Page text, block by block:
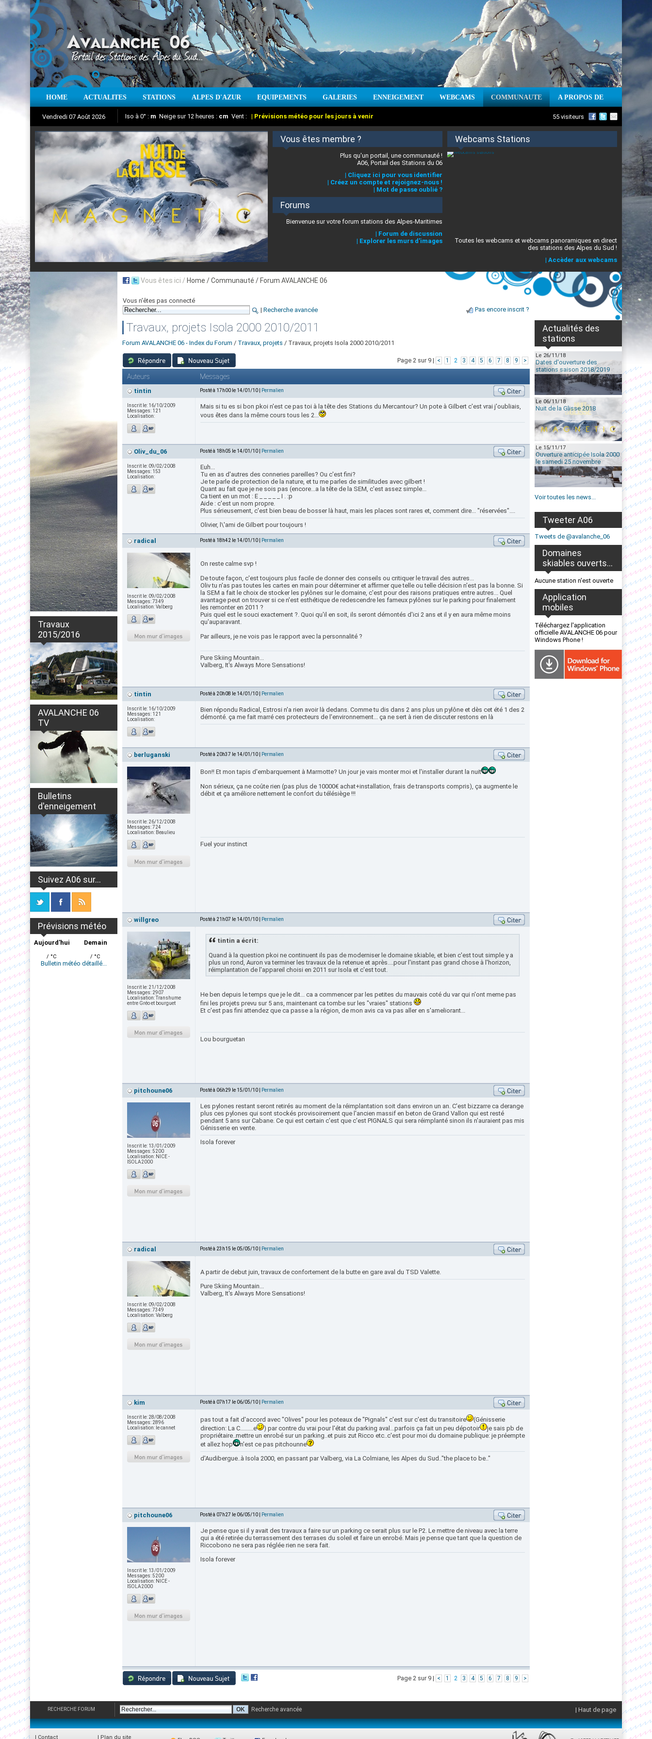
HOME ACTUALITES STATIONS ALPES D'AZUR EQUIPEMENTS GALERIES ENNEIGEMENT WEBCAMS COMMUNAUTE A PROPOS DE
Vendredi 07 Août 2026
Aujourd'hui : T° Min : °C T° Max :°C Prévisions météo pour les jours à venir
Iso à 0° : m Neige sur 12 heures : cm Vent : | Prévisions météo pour les jours à venir
Suivez en direct l'actualité des stations des Alpes-Maritimes
55 visiteurs
Nuit de la Glisse 2018 Vous êtes membre ?
Plus qu'un portail, une communauté !
A06, Portail des Stations du 06
| Cliquez ici pour vous identifier
| Créez un compte et rejoignez-nous !
| Mot de passe oublié ?
Forums
Bienvenue sur votre forum stations des Alpes-Maritimes
| Forum de discussion
| Explorer les murs d'images
Webcams Stations
Toutes les webcams et webcams panoramiques en direct
des stations des Alpes du Sud !
| Accèder aux webcams
Travaux
2015/2016
AVALANCHE 06
TV
Bulletins
d'enneigement
Suivez A06 sur...
Prévisions météo
Aujourd'hui
/ °C
Demain
/ °C
Bulletin météo détaillé...
Vous êtes ici / Home / Communauté / Forum AVALANCHE 06
Vous n'êtes pas connecté
| Recherche avancée Pas encore inscrit ?
Travaux, projets Isola 2000 2010/2011
Forum AVALANCHE 06 - Index du Forum / Travaux, projets / Travaux, projets Isola 2000 2010/2011
Page 2 sur 9 | < 1 2 3 4 5 6 7 8 9 >
Auteurs Messages
tintin Posté à 17h00 le 14/01/10 | Permalien
Inscrit le: 16/10/2009
Messages: 121
Localisation:
Mais si tu es si bon pkoi n'est ce pas toi à la tête des Stations du Mercantour? Un pote à Gilbert c'est vrai j'oubliais,
vous êtes dans la même cours tous les 2...
Oliv_du_06 Posté à 18h05 le 14/01/10 | Permalien
Inscrit le: 09/02/2008
Messages: 153
Localisation:
Euh...
Tu en as d'autres des conneries pareilles? Ou c'est fini?
Je te parle de protection de la nature, et tu me parles de similitudes avec gilbert !
Quant au fait que je ne sois pas (encore...a la tête de la SEM, c'est assez simple...
Ca tient en un mot : E _ _ _ _ _ I . :p
Aide : c'est un nom propre.
Plus sérieusement, c'est bien beau de bosser là haut, mais les places sont rares et, comment dire... "réservées"....
Olivier, l\'ami de Gilbert pour toujours !
radical Posté à 18h42 le 14/01/10 | Permalien
Inscrit le: 09/02/2008
Messages:7349
Localisation:Valberg
On reste calme svp !
De toute façon, c'est toujours plus facile de donner des conseils ou critiquer le travail des autres...
Oliv tu n'as pas toutes les cartes en main pour déterminer et affirmer que telle ou telle décision n'est pas la bonne. Si
la SEM a fait le choix de stocker les pylônes sur le domaine, c'est pour des raisons pratiques entre autres... Quel
avantage peut on trouver si ce n'est esthétique de redescendre les fameux pylônes sur le parking pour finalement
les remonter en 2011 ?
Puis quel est le souci exactement ?. Quoi qu'il en soit, ils seront démontés d'ici 2 ans et il y en aura même moins
qu'auparavant.
Par ailleurs, je ne vois pas le rapport avec la personnalité ?
Pure Skiing Mountain...
Valberg, It's Always More Sensations!
tintin Posté à 20h08 le 14/01/10 | Permalien
Inscrit le: 16/10/2009
Messages: 121
Localisation:
Bien répondu Radical, Estrosi n'a rien avoir là dedans. Comme tu dis dans 2 ans plus un pylône et dès cet été 1 des 2
démonté. ça me fait marré ces protecteurs de l'environnement... ça ne sert à rien de discuter restons en là
berluganski Posté à 20h37 le 14/01/10 | Permalien
Inscrit le: 26/12/2008
Messages:724
Localisation: Beaulieu
Bon!! Et mon tapis d'embarquement à Marmotte? Un jour je vais monter moi et l'installer durant la nuit
Non sérieux, ça ne coûte rien (pas plus de 10000€ achat+installation, frais de transports compris), ça augmente le
débit et ça améliore nettement le confort du télésiège !!!
Fuel your instinct
willgreo Posté à 21h07 le 14/01/10 | Permalien
Inscrit le: 21/12/2008
Messages: 2907
Localisation:Transhume
entre Gréo et bourguet
tintin a écrit:
Quand à la question pkoi ne continuent ils pas de moderniser le domaine skiable, et bien c'est tout simple y a
plus un rond, Auron va terminer les travaux de la retenue et après....pour l'instant pas grand chose à l'horizon,
réimplantation de l'appareil choisi en 2011 sur Isola et c'est tout.
He ben depuis le temps que je le dit... ca a commencer par les petites du mauvais coté du var qui n'ont meme pas
fini les projets prevu sur 5 ans, maintenant ca tombe sur les "vraies" stations
Et c'est pas fini attendez que ca passe a la région, de mon avis ca va pas aller en s'ameliorant...
Lou bourguetan
pitchoune06 Posté à 06h29 le 15/01/10 | Permalien
Inscrit le: 13/01/2009
Messages:5200
Localisation: NICE -
ISOLA2000
Les pylones restant seront retirés au moment de la réimplantation soit dans environ un an. C'est bizzarre ca derange
plus ces pylones qui sont stockés provisoirement que l'ancien massif en beton de Grand Vallon qui est resté
pendant 5 ans sur Cabane. Ce qui est certain c'est que c'est PIGNALS qui sera réimplanté sinon ils n'auraient pas mis
Génisserie en vente.
Isola forever
radical Posté à 23h15 le 05/05/10 | Permalien
Inscrit le: 09/02/2008
Messages:7349
Localisation:Valberg
A partir de debut juin, travaux de confortement de la butte en gare aval du TSD Valette.
Pure Skiing Mountain...
Valberg, It's Always More Sensations!
kim Posté à 07h17 le 06/05/10 | Permalien
Inscrit le: 28/08/2008
Messages: 2896
Localisation: le cannet
pas tout a fait d'accord avec "Olives" pour les poteaux de "Pignals" c'est sur c'est du transitoire
(Génisserie
direction: La C.........e
) par contre du vrai pour l'état du parking aval...parfois ça fait un peu dépotoir
je sais pb de
propriétaire..mettre un enrobé sur un parking..et puis zut Ricco etc..c'est pour moi du domaine publique: je préempte
et allez hop
n'est ce pas pitchounne
d'Audibergue..à Isola 2000, en passant par Valberg, via La Colmiane, les Alpes du Sud.."the place to be.."
pitchoune06 Posté à 07h27 le 06/05/10 | Permalien
Inscrit le: 13/01/2009
Messages:5200
Localisation: NICE -
ISOLA2000
Je pense que si il y avait des travaux a faire sur un parking ce serait plus sur le P2. Le mettre de niveau avec la terre
qui a été retirée du terrassement des terrases du soleil et faire un enrobé. Mais je pense que tant que la question de
Riccobono ne sera pas réglée rien ne sera fait.
Isola forever
Page 2 sur 9 | < 1 2 3 4 5 6 7 8 9 >
Actualités des
stations
Le 26/11/18
Dates d'ouverture des
stations saison 2018/2019
Le 06/11/18
Nuit de la Glisse 2018
Le 15/11/17
Ouverture anticipée Isola 2000
le samedi 25 novembre
Voir toutes les news...
Tweeter A06
Tweets de @avalanche_06
Domaines
skiables ouverts...
Aucune station n'est ouverte
Application
mobiles
Téléchargez l'application
officielle AVALANCHE 06 pour
Windows Phone !
RECHERCHE FORUM Recherche avancée | Haut de page
| Contact | Plan du site